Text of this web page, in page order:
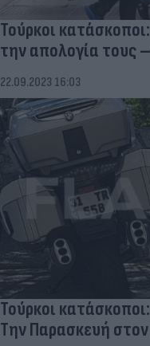
Τούρκοι
την απολογία τους
22.09.2023 16:03
Τούρκοι
Την Παρασκευή